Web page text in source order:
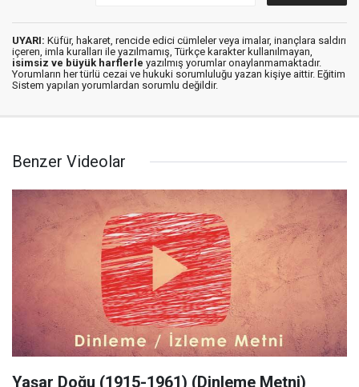
UYARI: Küfür, hakaret, rencide edici cümleler veya imalar, inançlara saldırı
içeren, imla kuralları ile yazılmamış, Türkçe karakter kullanılmayan,
isimsiz ve büyük harflerle yazılmış yorumlar onaylanmamaktadır.
Yorumların her türlü cezai ve hukuki sorumluluğu yazan kişiye aittir. Eğitim
Sistem yapılan yorumlardan sorumlu değildir.
Benzer Videolar
Yaşar Doğu (1915-1961) (Dinleme Metni)